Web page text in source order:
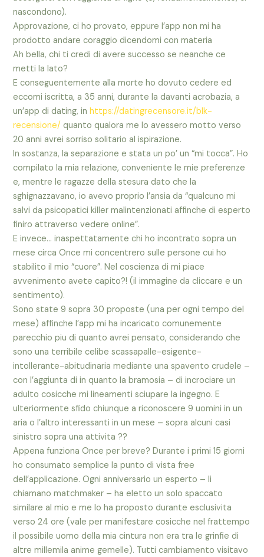
nascondono).
Approvazione, ci ho provato, eppure l’app non mi ha
prodotto andare coraggio dicendomi con materia
Ah bella, chi ti credi di avere successo se neanche ce
metti la lato?
E conseguentemente alla morte ho dovuto cedere ed
eccomi iscritta, a 35 anni, durante la davanti acrobazia, a
un’app di dating, inhttps://datingrecensore.it/blk-
recensione/ quanto qualora me lo avessero motto verso
20 anni avrei sorriso solitario al ispirazione.
In sostanza, la separazione e stata un po’ un “mi tocca”. Ho
compilato la mia relazione, conveniente le mie preferenze
e, mentre le ragazze della stesura dato che la
sghignazzavano, io avevo proprio l’ansia da “qualcuno mi
salvi da psicopatici killer malintenzionati affinche di esperto
finiro attraverso vedere online”.
E invece… inaspettatamente chi ho incontrato sopra un
mese circa Once mi concentrero sulle persone cui ho
stabilito il mio “cuore”. Nel coscienza di mi piace
avvenimento avete capito?! (il immagine da cliccare e un
sentimento).
Sono state 9 sopra 30 proposte (una per ogni tempo del
mese) affinche l’app mi ha incaricato comunemente
parecchio piu di quanto avrei pensato, considerando che
sono una terribile celibe scassapalle-esigente-
intollerante-abitudinaria mediante una spavento crudele –
con l’aggiunta di in quanto la bramosia – di incrociare un
adulto cosicche mi lineamenti sciupare la ingegno. E
ulteriormente sfido chiunque a riconoscere 9 uomini in un
aria o l’altro interessanti in un mese – sopra alcuni casi
sinistro sopra una attivita ??
Appena funziona Once per breve? Durante i primi 15 giorni
ho consumato semplice la punto di vista free
dell’applicazione. Ogni anniversario un esperto – li
chiamano matchmaker – ha eletto un solo spaccato
similare al mio e me lo ha proposto durante esclusivita
verso 24 ore (vale per manifestare cosicche nel frattempo
il possibile uomo della mia cintura non era tra le grinfie di
altre millemila anime gemelle). Tutti cambiamento visitavo